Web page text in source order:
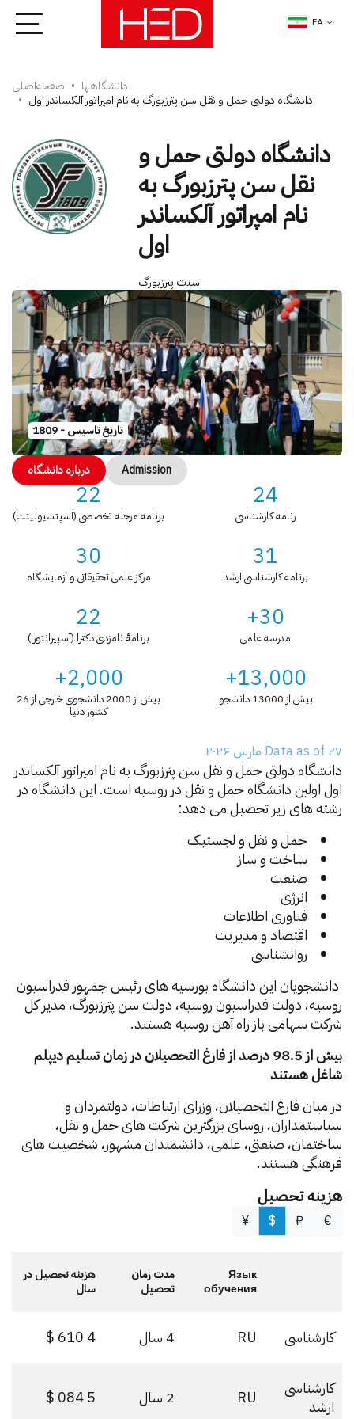
FA
صفحه‌اصلی
دانشگاه­ها
دانشگاه دولتی حمل و نقل سن پترزبورگ به نام امپراتور آلکساندر اول
دانشگاه دولتی حمل و
نقل سن پترزبورگ به
نام امپراتور آلکساندر
اول
سنت پترزبورگ
تاریخ تاسیس - 1809
درباره دانشگاه Admission
24
رنامه کارشناسی
22
برنامه مرحله تخصصی (اسپتسیولیتت)
31
برنامه کارشناسی ارشد
30
مرکز علمی تحقیقاتی و آزمایشگاه
30+
مدرسه علمی
22
برنامۀ نامزدی دکترا (آسپیرانتورا)
13,000+
بیش از 13000 دانشجو
2,000+
بیش از 2000 دانشجوی خارجی از 26
کشور دنیا
Data as of ۲۷ مارس ۲۰۲۶
دانشگاه دولتی حمل و نقل سن پترزبورگ به نام امپراتور آلکساندر
اول اولین دانشگاه حمل و نقل در روسیه است. این دانشگاه در
رشته های زیر تحصیل می دهد:
حمل و نقل و لجستیک
ساخت و ساز
صنعت
انرژی
فناوری اطلاعات
اقتصاد و مدیریت
روانشناسی
دانشجویان این دانشگاه بورسیه های رئیس جمهور فدراسیون
روسیه، دولت فدراسیون روسیه، دولت سن پترزبورگ، مدیر کل
شرکت سهامی باز راه آهن روسیه هستند.
بیش از 98.5 درصد از فارغ التحصیلان در زمان تسلیم دیپلم
شاغل هستند
در میان فارغ التحصیلان، وزرای ارتباطات، دولتمردان و
سیاستمداران، روسای بزرگترین شرکت های حمل و نقل،
ساختمان، صنعتی، علمی، دانشمندان مشهور، شخصیت های
فرهنگی هستند.
هزینه تحصیل
€
₽
$
¥
Язык
обучения
مدت زمان
تحصیل
هزینه تحصیل در
سال
کارشناسی RU 4 سال 4 610 $
کارشناسی
ارشد
RU 2 سال 5 084 $